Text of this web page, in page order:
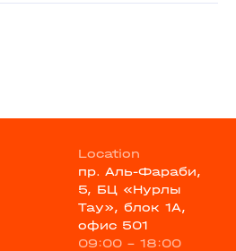
Location
пр. Аль-Фараби,
5, БЦ «Нурлы
Тау», блок 1А,
офис 501
09:00 - 18:00